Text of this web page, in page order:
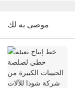
موصى به لك